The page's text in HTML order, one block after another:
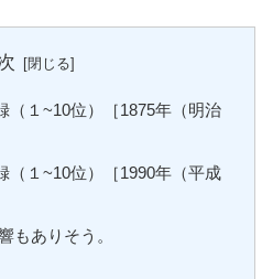
（１~10位）［1875年（明治
（１~10位）［1990年（平成
もありそう。